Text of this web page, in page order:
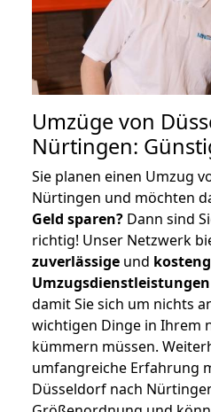
Umzüge von
Nürtingen:
Sie planen einen Umzug
Nürtingen und möchten
Geld sparen? Dann sind
richtig! Unser Netzwerk
zuverlässige und
Umzugsdienstleistungen
damit Sie sich um nichts
wichtigen Dinge in Ihrem
kümmern müssen.
umfangreiche Erfahrung
Düsseldorf nach